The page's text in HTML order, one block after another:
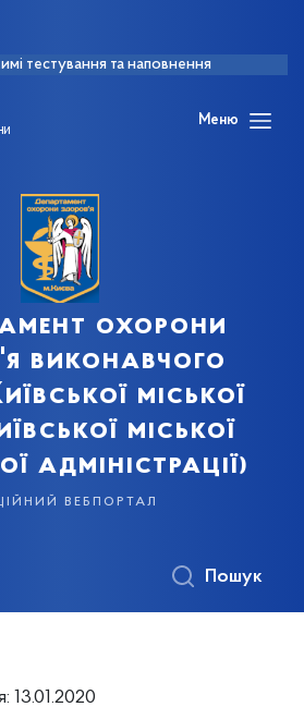
тестування та наповнення
Меню
охорони
виконавчого
міської
міської
адміністрації)
вебпортал
Пошук
13.01.2020